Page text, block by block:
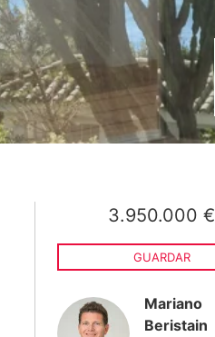
3.950.000 €
GUARDAR
Mariano
Beristain